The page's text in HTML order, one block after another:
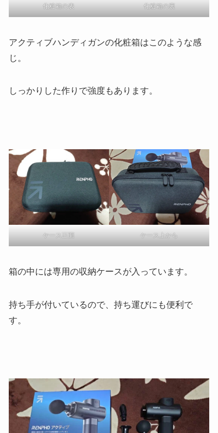
化粧箱の表 化粧箱の裏
アクティブハンディガンの化粧箱はこのような感
じ。
しっかりした作りで強度もあります。
ケース正面 ケース上から
箱の中には専用の収納ケースが入っています。
持ち手が付いているので、持ち運びにも便利で
す。